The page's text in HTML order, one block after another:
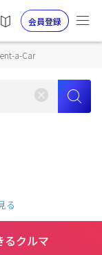
会員登録
a-Car
る
るクルマ